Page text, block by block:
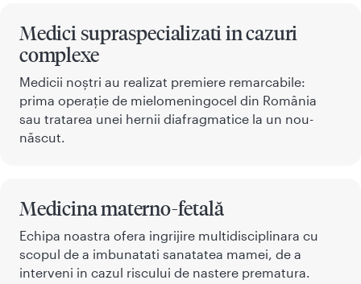
Medici supraspecializati in cazuri
complexe
Medicii noștri au realizat premiere remarcabile:
prima operație de mielomeningocel din România
sau tratarea unei hernii diafragmatice la un nou-
născut.
Medicina materno-fetală
Echipa noastra ofera ingrijire multidisciplinara cu
scopul de a imbunatati sanatatea mamei, de a
interveni in cazul riscului de nastere prematura.